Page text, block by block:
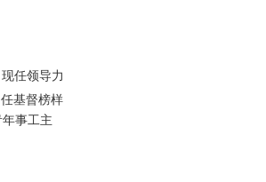
任领导力
基督榜样
事工主